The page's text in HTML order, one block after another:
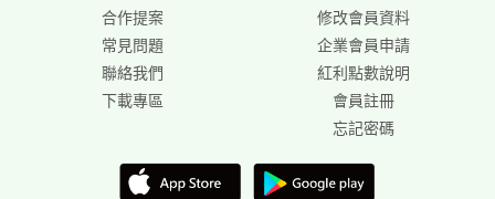
合作提案
常見問題
聯絡我們
下載專區
修改會員資料
企業會員申請
紅利點數說明
會員註冊
忘記密碼